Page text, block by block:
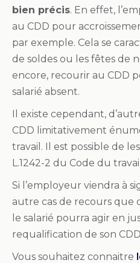
bien précis. En effet,
au CDD pour
par exemple. Cela se
de soldes ou les fêtes de
encore, recourir au CDD
salarié absent.
Il existe cependant,
CDD limitativement
travail. Il est possible de
L.1242-2 du Code du
Si l’employeur viendra à
autre cas de recours que
le salarié pourra agir en
requalification de son
Vous souhaitez connaitre